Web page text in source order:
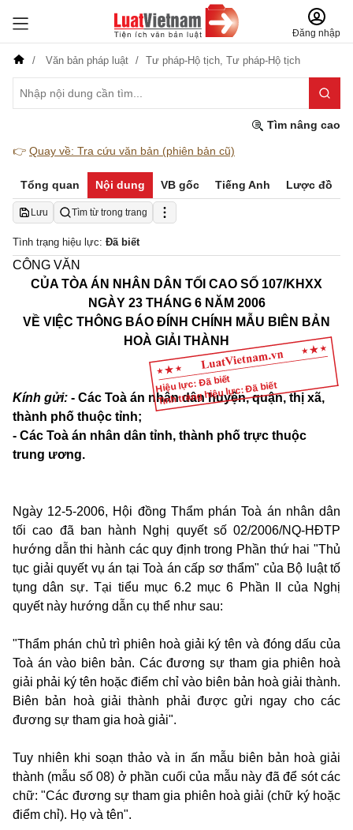
Đăng nhập
Văn bản pháp luật Tư pháp-Hộ tịch, Tư pháp-Hộ tịch
Tìm nâng cao
👉 Quay về: Tra cứu văn bản (phiên bản cũ)
Tổng quan Nội dung VB gốc Tiếng Anh Lược đồ
Lưu Tìm từ trong trang
Tình trạng hiệu lực: Đã biết
Hiệu lực: Đã biết
Tình trạng hiệu lực: Đã biết
CÔNG VĂN
CỦA TÒA ÁN NHÂN DÂN TỐI CAO SỐ 107/KHXX
NGÀY 23 THÁNG 6 NĂM 2006
VỀ VIỆC THÔNG BÁO ĐÍNH CHÍNH MẪU BIÊN BẢN
HOÀ GIẢI THÀNH
Kính gửi: - Các Toà án nhân dân huyện, quận, thị xã,
thành phố thuộc tỉnh;
- Các Toà án nhân dân tỉnh, thành phố trực thuộc
trung ương.
Ngày 12-5-2006, Hội đồng Thẩm phán Toà án nhân dân
tối cao đã ban hành Nghị quyết số 02/2006/NQ-HĐTP
hướng dẫn thi hành các quy định trong Phần thứ hai "Thủ
tục giải quyết vụ án tại Toà án cấp sơ thẩm" của Bộ luật tố
tụng dân sự.Tại tiểu mục 6.2 mục 6 Phần II của Nghị
quyết này hướng dẫn cụ thể như sau:
"Thẩm phán chủ trì phiên hoà giải ký tên và đóng dấu của
Toà án vào biên bản. Các đương sự tham gia phiên hoà
giải phải ký tên hoặc điểm chỉ vào biên bản hoà giải thành.
Biên bản hoà giải thành phải được gửi ngay cho các
đương sự tham gia hoà giải".
Tuy nhiên khi soạn thảo và in ấn mẫu biên bản hoà giải
thành (mẫu số 08) ở phần cuối của mẫu này đã để sót các
chữ: "Các đương sự tham gia phiên hoà giải (chữ ký hoặc
điểm chỉ). Họ và tên".